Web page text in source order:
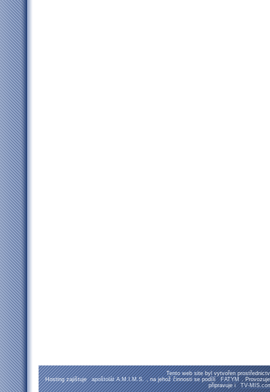
Tento web site byl vytvořen
Hosting zajištuje apoštolát A.M.I.M.S. , na jehož činnosti se podílí FATYM .
připravuje i TV-